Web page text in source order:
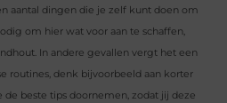
aantal dingen die je zelf kunt doen om
om hier wat voor aan te schaffen,
In andere gevallen vergt het een
routines, denk bijvoorbeeld aan korter
beste tips doornemen, zodat jij deze